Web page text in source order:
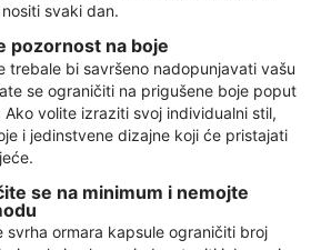
svaki dan.
pozornost na boje
trebale bi savršeno nadopunjavati vašu
se ograničiti na prigušene boje poput
volite izraziti svoj individualni stil,
i jedinstvene dizajne koji će pristajati
se na minimum i nemojte
svrha ormara kapsule ograničiti broj